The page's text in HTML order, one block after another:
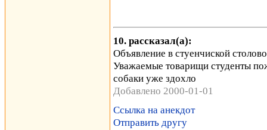
10. рассказал(а):
Объявление в стуенчиской
Уважаемые товарищи студенты
собаки уже здохло
Добавлено 2000-01-01
Ссылка на анекдот
Отправить другу